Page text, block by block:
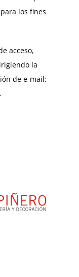
los fines
acceso,
la
de e-mail: